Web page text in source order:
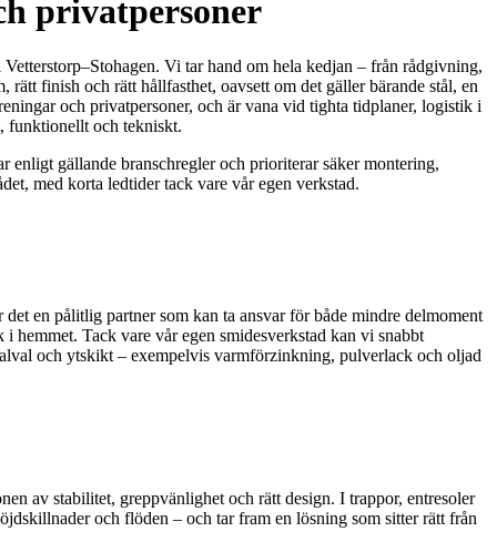
privatpersoner
Vi tar hand om hela kedjan – från rådgivning,
finish och rätt hållfasthet, oavsett om det gäller bärande stål, en
och privatpersoner, och är vana vid tighta tidplaner, logistik i
funktionellt och tekniskt.
gällande branschregler och prioriterar säker montering,
med korta ledtider tack vare vår egen verkstad.
en pålitlig partner som kan ta ansvar för både mindre delmoment
hemmet. Tack vare vår egen smidesverkstad kan vi snabbt
och ytskikt – exempelvis varmförzinkning, pulverlack och oljad
av stabilitet, greppvänlighet och rätt design. I trappor, entresoler
och flöden – och tar fram en lösning som sitter rätt från